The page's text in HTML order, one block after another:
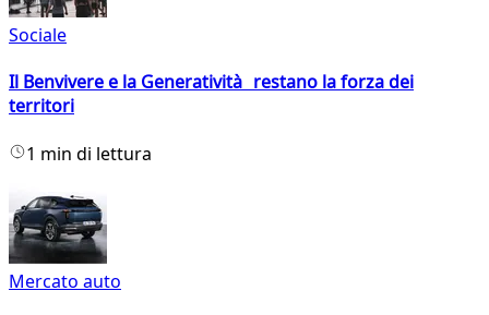
Sociale
Il Benvivere e la Generatività restano la forza dei
territori
1 min di lettura
Mercato auto